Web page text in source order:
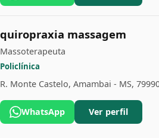
quiropraxia massagem
Massoterapeuta
Policlínica
R. Monte Castelo, Amambai - MS,
WhatsApp Ver perfil